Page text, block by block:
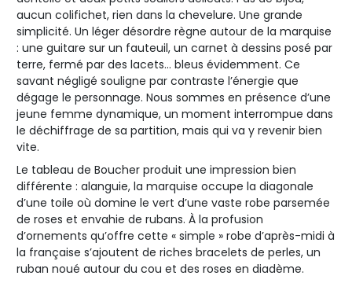
aucun colifichet, rien dans la chevelure. Une grande
simplicité. Un léger désordre règne autour de la marquise
: une guitare sur un fauteuil, un carnet à dessins posé par
terre, fermé par des lacets… bleus évidemment. Ce
savant négligé souligne par contraste l’énergie que
dégage le personnage. Nous sommes en présence d’une
jeune femme dynamique, un moment interrompue dans
le déchiffrage de sa partition, mais qui va y revenir bien
vite.
Le tableau de Boucher produit une impression bien
différente : alanguie, la marquise occupe la diagonale
d’une toile où domine le vert d’une vaste robe parsemée
de roses et envahie de rubans. À la profusion
d’ornements qu’offre cette « simple » robe d’après-midi à
la française s’ajoutent de riches bracelets de perles, un
ruban noué autour du cou et des roses en diadème.